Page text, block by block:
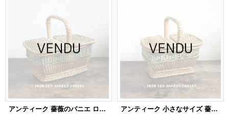
アンティーク 薔薇のパニエ ローズパニエ アンティーク 小さなサイズ 薔薇のパニエ ローズパニエ